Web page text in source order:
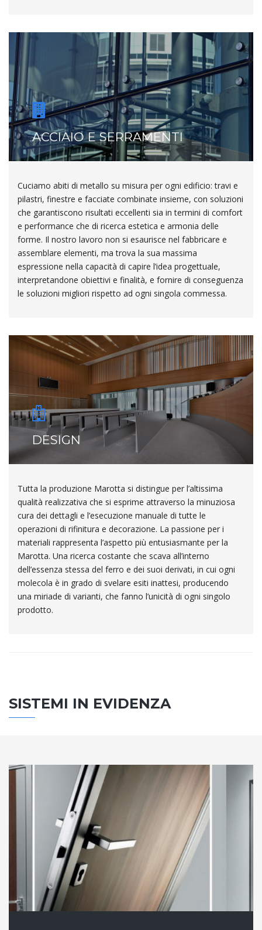
ACCIAIO E SERRAMENTI
Cuciamo abiti di metallo su misura per ogni edificio: travi e
pilastri, finestre e facciate combinate insieme, con soluzioni
che garantiscono risultati eccellenti sia in termini di comfort
e performance che di ricerca estetica e armonia delle
forme. Il nostro lavoro non si esaurisce nel fabbricare e
assemblare elementi, ma trova la sua massima
espressione nella capacità di capire l’idea progettuale,
interpretandone obiettivi e finalità, e fornire di conseguenza
le soluzioni migliori rispetto ad ogni singola commessa.
DESIGN
Tutta la produzione Marotta si distingue per l’altissima
qualità realizzativa che si esprime attraverso la minuziosa
cura dei dettagli e l’esecuzione manuale di tutte le
operazioni di rifinitura e decorazione. La passione per i
materiali rappresenta l’aspetto più entusiasmante per la
Marotta. Una ricerca costante che scava all’interno
dell’essenza stessa del ferro e dei suoi derivati, in cui ogni
molecola è in grado di svelare esiti inattesi, producendo
una miriade di varianti, che fanno l’unicità di ogni singolo
prodotto.
SISTEMI IN EVIDENZA